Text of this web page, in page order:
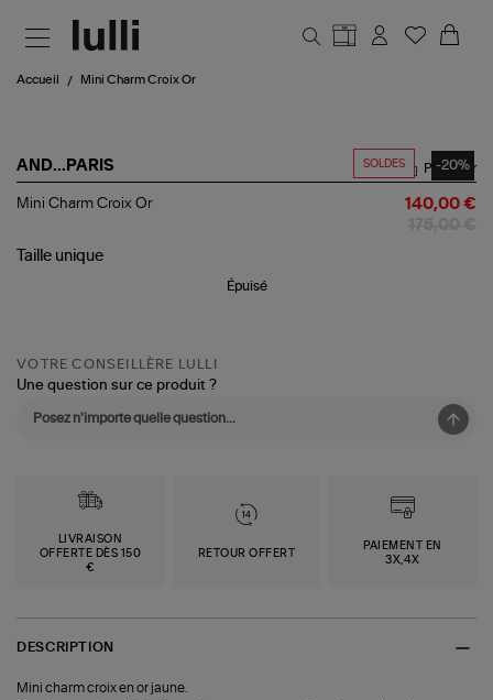
Accueil Mini Charm Croix Or
SOLDES -20%
AND...PARIS
Mini
Or
Partager
Mini Charm Croix Or 140,00 €
Taille unique
Épuisé
VOTRE CONSEILLÈRE LULLI
Une question sur ce produit ?
LIVRAISON
OFFERTE DÈS 150
€
RETOUR OFFERT
PAIEMENT EN
3X,4X
DESCRIPTION
Mini charm croix en or jaune.